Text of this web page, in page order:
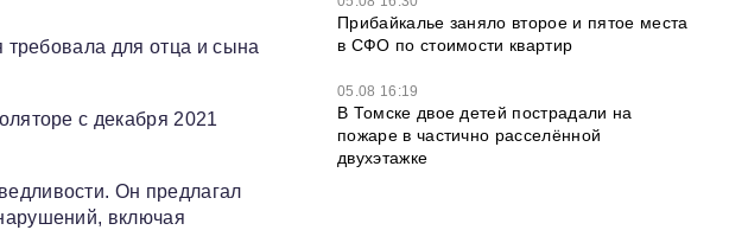
требовала для отца и сына
с декабря 2021
Он предлагал
включая
Прибайкалье заняло второе и пятое места
в СФО по стоимости квартир
05.08 16:19
В Томске двое детей пострадали на
пожаре в частично расселённой
двухэтажке